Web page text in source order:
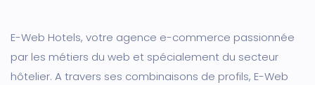
E-Web Hotels, votre agence e-commerce passionnée
par les métiers du web et spécialement du secteur
hôtelier. A travers ses combinaisons de profils, E-Web